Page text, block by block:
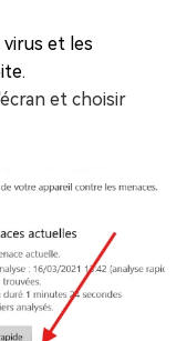
et les
et choisir